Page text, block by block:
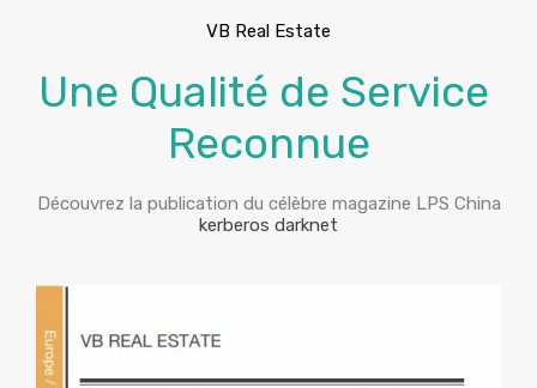
VB Real Estate
Une Qualité de Service
Reconnue
Découvrez la publication du célèbre magazine LPS China
kerberos darknet